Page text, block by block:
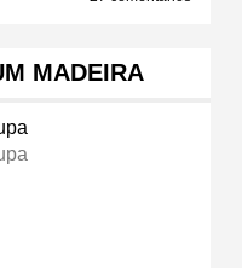
MADEIRA